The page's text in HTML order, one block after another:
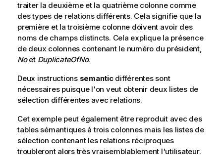
traiter la deuxième et la quatrième colonne comme
des types de relations différents. Cela signifie que la
première et la troisième colonne doivent avoir des
noms de champs distincts. Cela explique la présence
de deux colonnes contenant le numéro du président,
Noet DuplicateOfNo.
Deux instructions semanticdifférentes sont
nécessaires puisque l'on veut obtenir deux listes de
sélection différentes avec relations.
Cet exemple peut également être reproduit avec des
tables sémantiques à trois colonnes mais les listes de
sélection contenant les relations réciproques
troubleront alors très vraisemblablement l'utilisateur.